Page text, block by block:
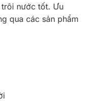
nước tốt. Ưu
qua các sản phẩm